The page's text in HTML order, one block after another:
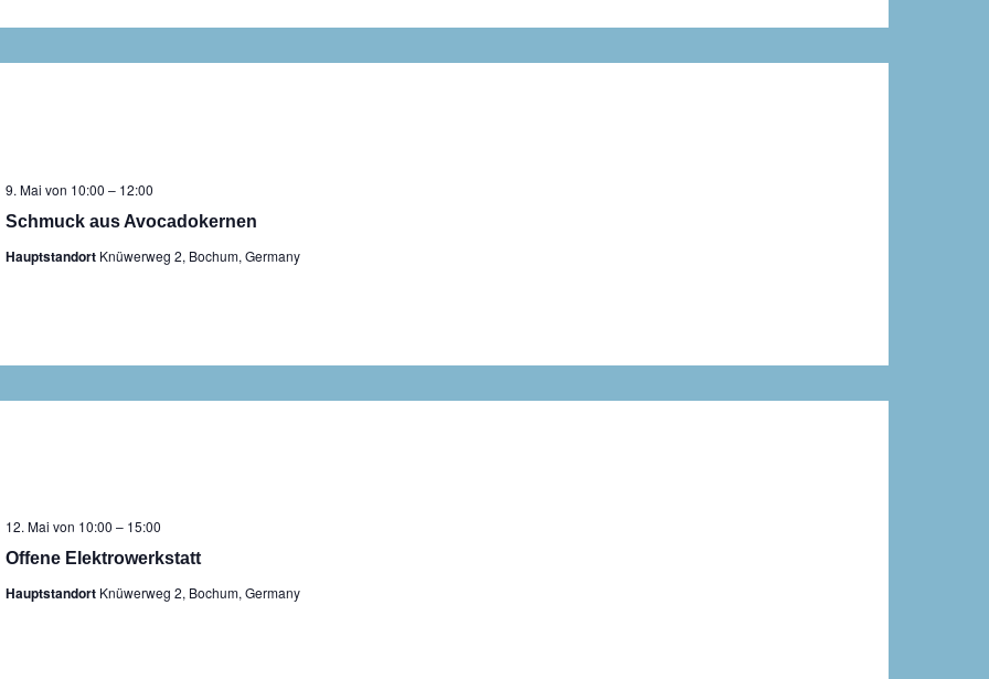
Schmuck aus Avocadokernen
9. Mai von 10:00 – 12:00
Hauptstandort Knüwerweg 2, Bochum, Germany
Offene Elektrowerkstatt
12. Mai von 10:00 – 15:00
Hauptstandort Knüwerweg 2, Bochum, Germany